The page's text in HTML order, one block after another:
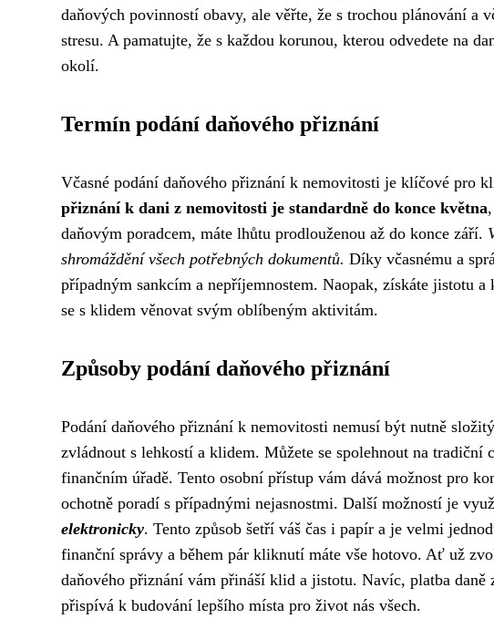
daňových povinností obavy, ale věřte, že s trochou plánování a
stresu. A pamatujte, že s každou korunou, kterou odvedete na
okolí.
Termín podání daňového přiznání
Včasné podání daňového přiznání k nemovitosti je klíčové pro
přiznání k dani z nemovitosti je standardně do konce května
daňovým poradcem, máte lhůtu prodlouženou až do konce září.
shromáždění všech potřebných dokumentů. Díky včasnému a
případným sankcím a nepříjemnostem. Naopak, získáte jistotu
se s klidem věnovat svým oblíbeným aktivitám.
Způsoby podání daňového přiznání
Podání daňového přiznání k nemovitosti nemusí být nutně
zvládnout s lehkostí a klidem. Můžete se spolehnout na tradiční
finančním úřadě. Tento osobní přístup vám dává možnost pro
ochotně poradí s případnými nejasnostmi. Další možností je
elektronicky. Tento způsob šetří váš čas i papír a je velmi
finanční správy a během pár kliknutí máte vše hotovo. Ať už
daňového přiznání vám přináší klid a jistotu. Navíc, platba
přispívá k budování lepšího místa pro život nás všech.